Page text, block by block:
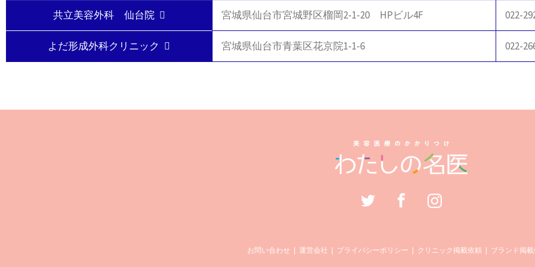
共立美容外科 仙台院 宮城県仙台市宮城野区榴岡2-1-20 HPビル4F 022-
よだ形成外科クリニック 宮城県仙台市青葉区花京院1-1-6 022-
お問い合わせ 運営会社 プライバシーポリシー クリニック掲載依頼 ブランド掲